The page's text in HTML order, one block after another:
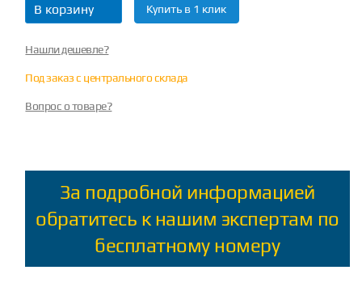
В корзину Купить в 1 клик
Нашли дешевле?
Под заказ с центрального склада
Вопрос о товаре?
За подробной информацией
обратитесь к нашим экспертам по
бесплатному номеру